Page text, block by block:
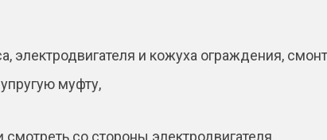
электродвигателя и кожуха ограждения,
муфту,
со стороны электродвигателя.